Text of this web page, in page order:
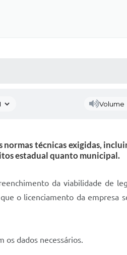
Volume
técnicas exigidas,
estadual quanto municipal.
da viabilidade de
o licenciamento da empresa
os dados necessários.